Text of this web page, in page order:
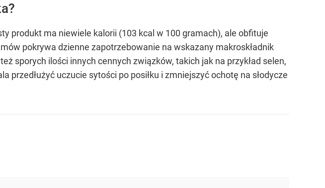
produkt ma niewiele kalorii (103 kcal w 100 gramach), ale obfituje
pokrywa dzienne zapotrzebowanie na wskazany makroskładnik
sporych ilości innych cennych związków, takich jak na przykład selen,
przedłużyć uczucie sytości po posiłku i zmniejszyć ochotę na słodycze